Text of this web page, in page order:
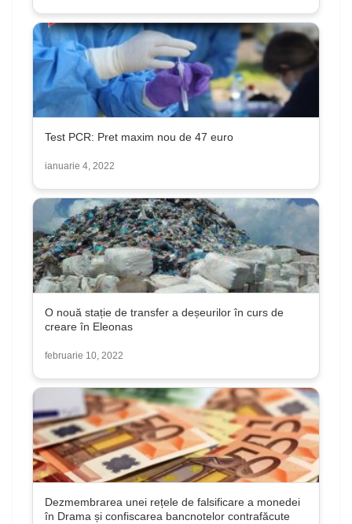
Test PCR: Pret maxim nou de 47 euro
ianuarie 4, 2022
O nouă stație de transfer a deșeurilor în curs de
creare în Eleonas
februarie 10, 2022
Dezmembrarea unei rețele de falsificare a monedei
în Drama și confiscarea bancnotelor contrafăcute